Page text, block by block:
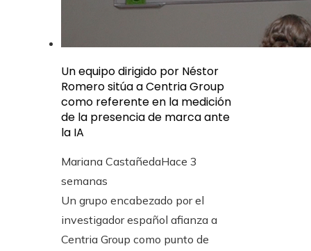
Un equipo dirigido por Néstor
Romero sitúa a Centria Group
como referente en la medición
de la presencia de marca ante
la IA
Mariana CastañedaHace 3
semanas
Un grupo encabezado por el
investigador español afianza a
Centria Group como punto de